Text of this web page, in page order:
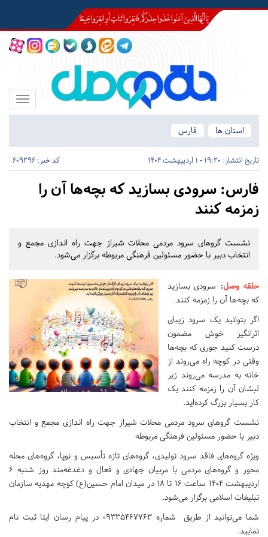
Toggle
استان ها
فارس
تاریخ انتشار: 19:20 - 1 اردیبهشت 1404 کد خبر: 609296
فارس: سرودی بسازید که بچه‌ها آن را
زمزمه کنند
نشست گروهای سرود مردمی محلات شیراز جهت راه اندازی مجمع و
انتخاب دبیر با حضور مسئولین فرهنگی مربوطه برگزار می‌شود.
حلقه وصل: سرودی بسازید
که بچه‌ها آن را زمزمه کنند.
اگر بتوانید یک سرود زیبای
اثرانگیز خوش مضمون
درست کنید جوری که بچه‌ها
وقتی در کوچه راه ‌می‌روند از
خانه به مدرسه می‌روند زیر
لبشان‌ آن را زمزمه کنند یک
کار بسیار بزرگ کرده‌اید.
نشست گروهای سرود مردمی محلات شیراز جهت راه اندازی مجمع و انتخاب
دبیر با حضور مسئولین فرهنگی مربوطه
ویژه گروه‌های فاقد سرود تولیدی، گروه‌های تازه تأسیس و نوپا، گروه‌های محله
محور و گروه‌های مردمی با مربیان جهادی و فعال و دغدغه‌مند روز شنبه 6
اردیبهشت 1404 ساعت 16 تا 18 در میدان امام حسین(ع) کوچه مهدیه سازمان
تبلیغات اسلامی برگزار می‌شود.
شما می‌توانید از طریق شماره 09335467763 در پیام رسان ایتا ثبت نام
نمایید.